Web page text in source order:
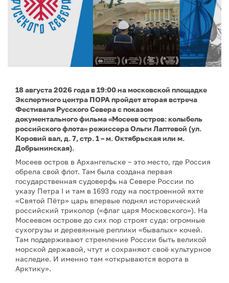
18 августа 2026 года в 19:00 на московской площадке
Экспертного центра ПОРА пройдет вторая встреча
Фестиваля Русского Севера с показом
документального фильма «Мосеев остров: колыбель
российского флота» режиссера Ольги Лаптевой (ул.
Коровий вал, д. 7, стр. 1 – м. Октябрьская или м.
Добрынинская).
Мосеев остров в Архангельске – это место, где Россия
обрела свой флот. Там была создана первая
государственная судоверфь на Севере России по
указу Петра I и там в 1693 году на построенной яхте
«Святой Пётр» царь впервые поднял исторический
российский триколор («флаг царя Московского»). На
Мосеевом острове до сих пор строят суда: огромные
сухогрузы и деревянные реплики «бывалых» кочей.
Там поддерживают стремление России быть великой
морской державой, чтут и сохраняют своё культурное
наследие. И именно там «открываются ворота в
Арктику».